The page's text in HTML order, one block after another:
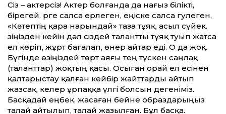
Сіз – актерсіз! Актер болғанда да нағыз білікті,
бірегей. Өрге салса ерлеген, еңіске салса гулеген,
«Кәтептің қара нарындай» таза тұяқ, асыл сүйек.
Өзіңізден кейін дәл сіздей талант­ты тұяқ туып жатса
ел көріп, жұрт бағалап, өнер айтар еді. О да жоқ.
Бүгінде өзіңіздей төрт аяғы тең түскен саңлақ
(талант­тар) жоқтың қасы. Осыған орай ел есінен
қалтарыстау қалған кейбір жайт­тарды айтып
жазсақ, келер ұрпаққа үлгі болсын дегеніміз.
Басқадай еңбек, жасаған бейне образдарыңыз
талай айтылып, талай жазылған. Бұл басқа.